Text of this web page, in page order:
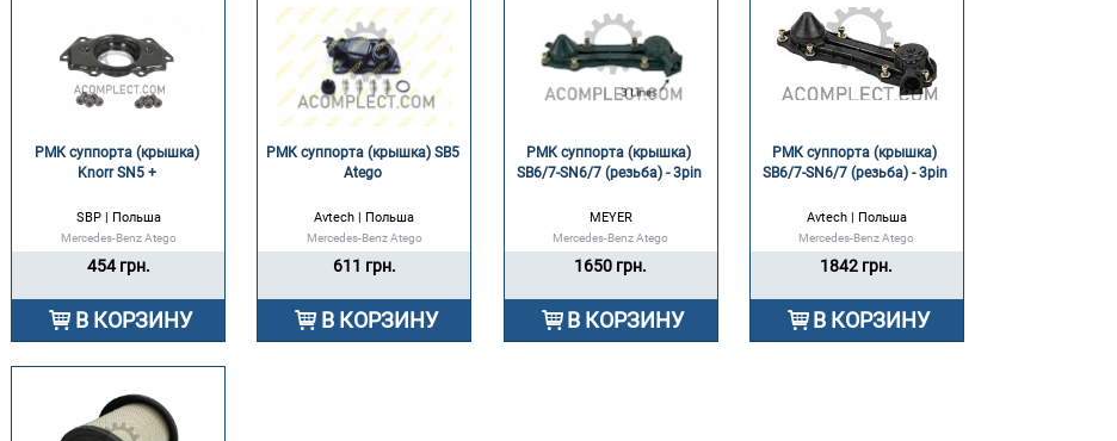
РМК суппорта (крышка)
Knorr SN5 +
SBP | Польша
Mercedes-Benz Atego
454 грн.
В КОРЗИНУ
РМК суппорта (крышка) SB5
Atego
Avtech | Польша
Mercedes-Benz Atego
611 грн.
В КОРЗИНУ
РМК суппорта (крышка)
SB6/7-SN6/7 (резьба) - 3pin
MEYER
Mercedes-Benz Atego
1650 грн.
В КОРЗИНУ
РМК суппорта (крышка)
SB6/7-SN6/7 (резьба) - 3pin
Avtech | Польша
Mercedes-Benz Atego
1842 грн.
В КОРЗИНУ